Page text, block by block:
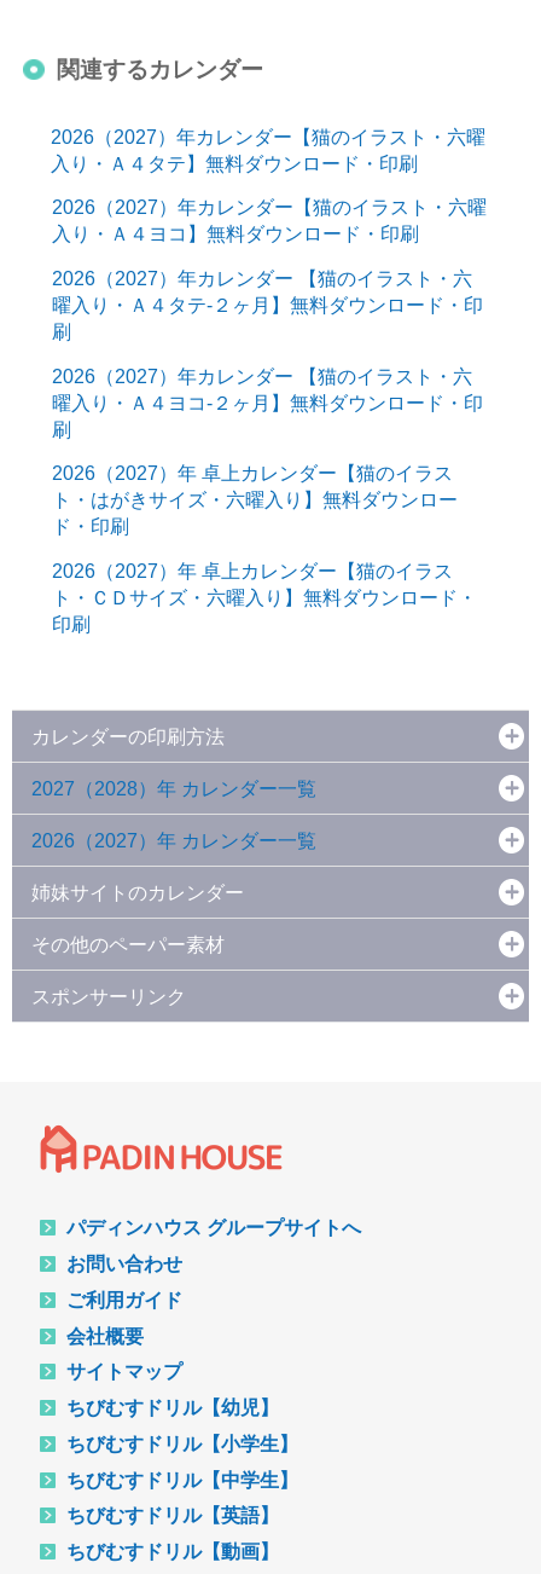
関連するカレンダー
2026（2027）年カレンダー【猫のイラスト・六曜
入り・Ａ４タテ】無料ダウンロード・印刷
2026（2027）年カレンダー【猫のイラスト・六曜
入り・Ａ４ヨコ】無料ダウンロード・印刷
2026（2027）年カレンダー 【猫のイラスト・六
曜入り・Ａ４タテ-２ヶ月】無料ダウンロード・印
刷
2026（2027）年カレンダー 【猫のイラスト・六
曜入り・Ａ４ヨコ-２ヶ月】無料ダウンロード・印
刷
2026（2027）年 卓上カレンダー【猫のイラス
ト・はがきサイズ・六曜入り】無料ダウンロー
ド・印刷
2026（2027）年 卓上カレンダー【猫のイラス
ト・ＣＤサイズ・六曜入り】無料ダウンロード・
印刷
カレンダーの印刷方法
2027（2028）年 カレンダー一覧
2026（2027）年 カレンダー一覧
姉妹サイトのカレンダー
その他のペーパー素材
スポンサーリンク
パディンハウス グループサイトへ
お問い合わせ
ご利用ガイド
会社概要
サイトマップ
ちびむすドリル【幼児】
ちびむすドリル【小学生】
ちびむすドリル【中学生】
ちびむすドリル【英語】
ちびむすドリル【動画】